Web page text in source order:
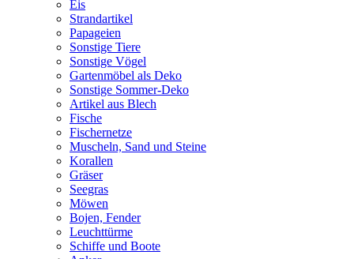
Eis
Strandartikel
Papageien
Sonstige Tiere
Sonstige Vögel
Gartenmöbel als Deko
Sonstige Sommer-Deko
Artikel aus Blech
Fische
Fischernetze
Muscheln, Sand und Steine
Korallen
Gräser
Seegras
Möwen
Bojen, Fender
Leuchttürme
Schiffe und Boote